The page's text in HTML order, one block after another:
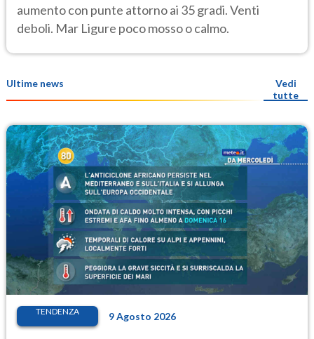
aumento con punte attorno ai 35 gradi. Venti
deboli. Mar Ligure poco mosso o calmo.
Ultime news
Vedi
tutte
TENDENZA 9 Agosto 2026